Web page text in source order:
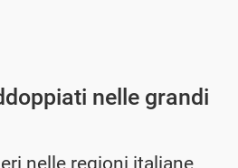
nelle grandi
nelle regioni italiane